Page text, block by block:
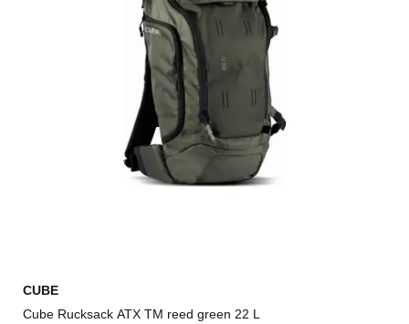
CUBE
Cube Rucksack ATX TM reed green 22 L